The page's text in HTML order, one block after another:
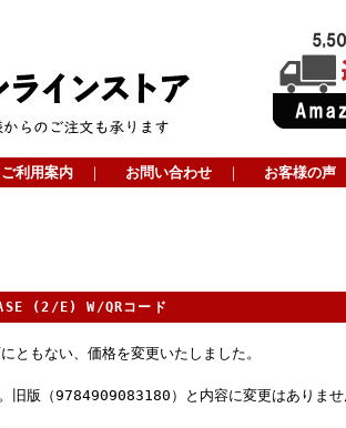
ご利用案内 ｜ お問い合わせ ｜ お客様の声
(2/E) W/QRコード
ともない、価格を変更いたしました。
旧版（9784909083180）と内容に変更はありませ